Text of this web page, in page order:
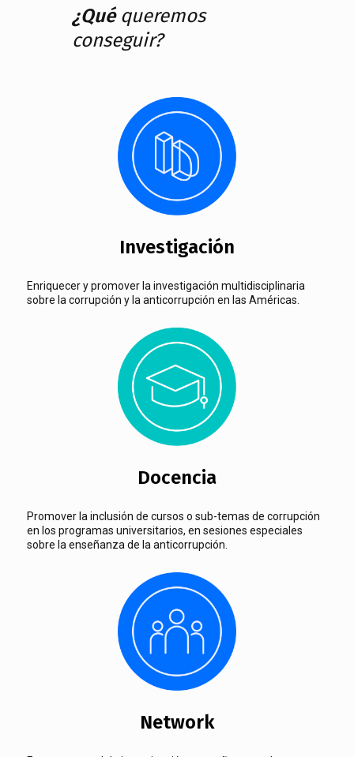
¿Qué queremos
conseguir?
Investigación
Enriquecer y promover la investigación multidisciplinaria
sobre la corrupción y la anticorrupción en las Américas.
Docencia
Promover la inclusión de cursos o sub-temas de corrupción
en los programas universitarios, en sesiones especiales
sobre la enseñanza de la anticorrupción.
Network